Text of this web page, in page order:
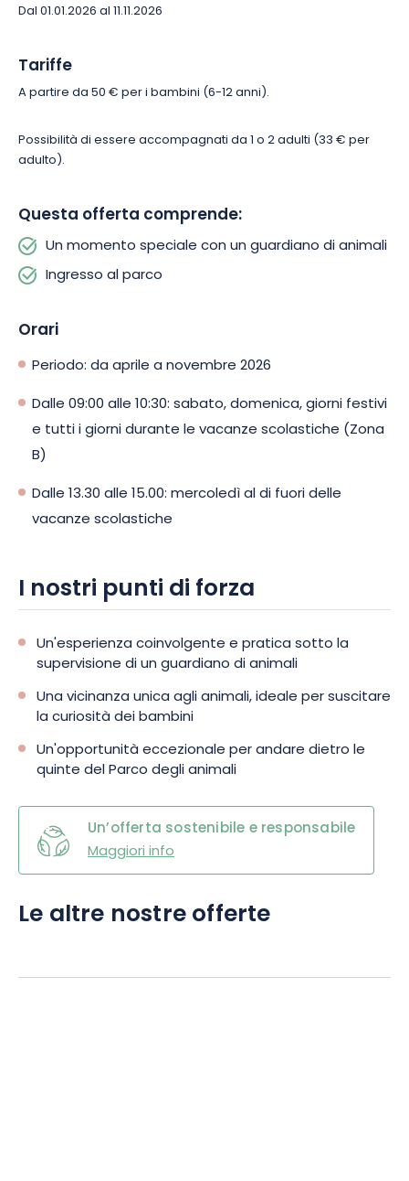
Dal 01.01.2026 al 11.11.2026
Tariffe
A partire da 50 € per i bambini (6-12 anni).
Possibilità di essere accompagnati da 1 o 2 adulti (33 € per
adulto).
Questa offerta comprende:
Un momento speciale con un guardiano di animali
Ingresso al parco
Orari
Periodo: da aprile a novembre 2026
Dalle 09:00 alle 10:30: sabato, domenica, giorni festivi
e tutti i giorni durante le vacanze scolastiche (Zona
B)
Dalle 13.30 alle 15.00: mercoledì al di fuori delle
vacanze scolastiche
I nostri punti di forza
Un'esperienza coinvolgente e pratica sotto la
supervisione di un guardiano di animali
Una vicinanza unica agli animali, ideale per suscitare
la curiosità dei bambini
Un'opportunità eccezionale per andare dietro le
quinte del Parco degli animali
Un’offerta sostenibile e responsabile
Maggiori info
Le altre nostre offerte